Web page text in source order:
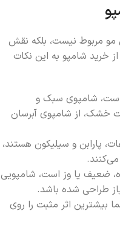
مو مربوط نیست، بلکه نقش
خرید شامپو به این نکات
شامپوی سبک و
خشک، از شامپوی آبرسان
پارابن و سیلیکون هستند،
ضعیف یا وز است، شامپویی
طراحی شده باشد.
بیشترین اثر مثبت را روی